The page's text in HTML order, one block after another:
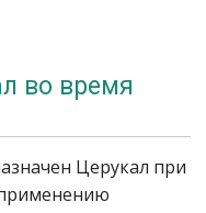
во время
Церукал при